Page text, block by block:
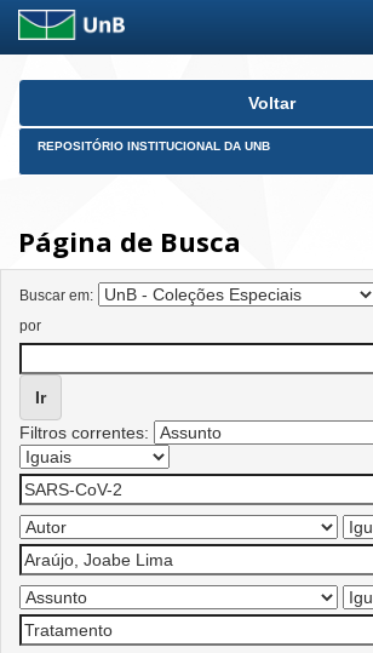
Skip
Voltar
REPOSITÓRIO INSTITUCIONAL DA UNB
Página de Busca
Buscar em:
por
Filtros correntes: